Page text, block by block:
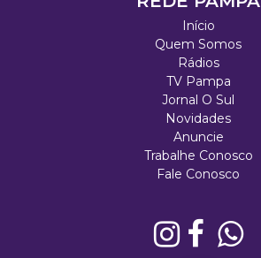
Início
Quem Somos
Rádios
TV Pampa
Jornal O Sul
Novidades
Anuncie
Trabalhe Conosco
Fale Conosco